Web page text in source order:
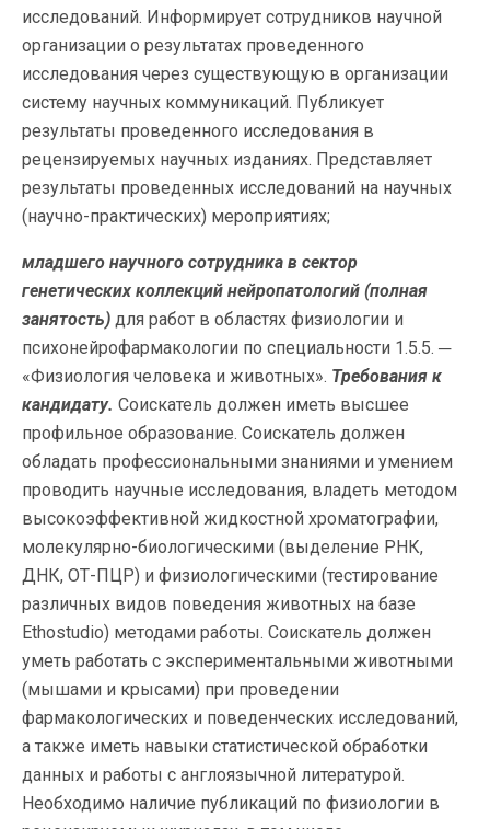
исследований. Информирует сотрудников научной
организации о результатах проведенного
исследования через существующую в организации
систему научных коммуникаций. Публикует
результаты проведенного исследования в
рецензируемых научных изданиях. Представляет
результаты проведенных исследований на научных
(научно-практических) мероприятиях;
младшего научного сотрудника в сектор
генетических коллекций нейропатологий (полная
занятость) для работ в областях физиологии и
психонейрофармакологии по специальности 1.5.5. ─
«Физиология человека и животных». Требования к
кандидату. Соискатель должен иметь высшее
профильное образование. Соискатель должен
обладать профессиональными знаниями и умением
проводить научные исследования, владеть методом
высокоэффективной жидкостной хроматографии,
молекулярно-биологическими (выделение РНК,
ДНК, ОТ-ПЦР) и физиологическими (тестирование
различных видов поведения животных на базе
Ethostudio) методами работы. Соискатель должен
уметь работать с экспериментальными животными
(мышами и крысами) при проведении
фармакологических и поведенческих исследований,
а также иметь навыки статистической обработки
данных и работы с англоязычной литературой.
Необходимо наличие публикаций по физиологии в